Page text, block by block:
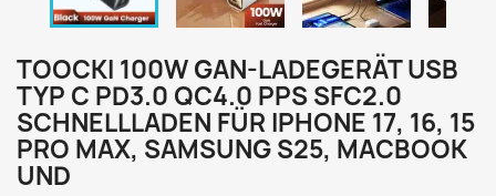
TOOCKI 100W GAN-LADEGERÄT USB
TYP C PD3.0 QC4.0 PPS SFC2.0
SCHNELLLADEN FÜR IPHONE 17, 16, 15
PRO MAX, SAMSUNG S25, MACBOOK
UND